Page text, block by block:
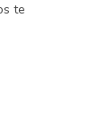
te